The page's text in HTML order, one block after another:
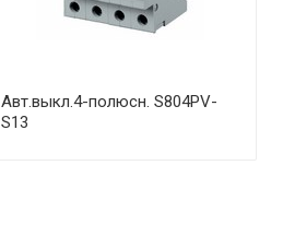
Авт.выкл.4-полюсн. S804PV-
S13